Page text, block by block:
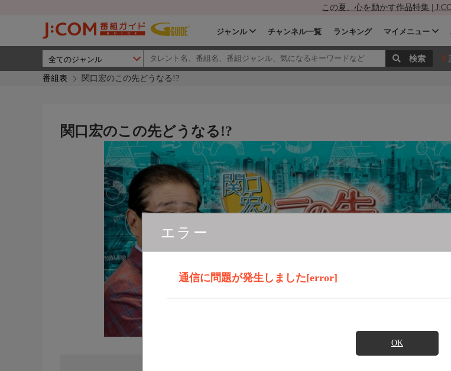
この夏、心を動かす作品特集 |
ジャンル チャンネル一覧 ランキング マイメニュー
番組表 関口宏のこの先どうなる!?
エラー
通信に問題が発生しました[error]
OK
関口宏のこの先どうなる!?